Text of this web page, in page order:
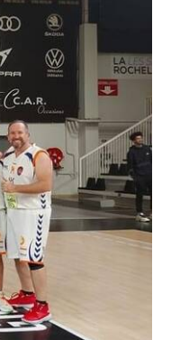
la première fois de
mais sont
première qui
très belle équipe, les